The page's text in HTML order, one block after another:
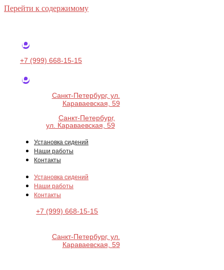
Перейти к содержимому
+7 (999) 668-15-15
Санкт-Петербург, ул.
Караваевская, 59
Санкт-Петербург,
ул. Караваевская, 59
Установка сидений
Наши работы
Контакты
Установка сидений
Наши работы
Контакты
+7 (999) 668-15-15
Санкт-Петербург, ул.
Караваевская, 59